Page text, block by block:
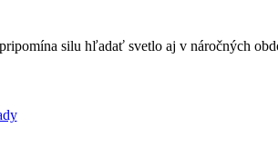
silu hľadať svetlo aj v náročných